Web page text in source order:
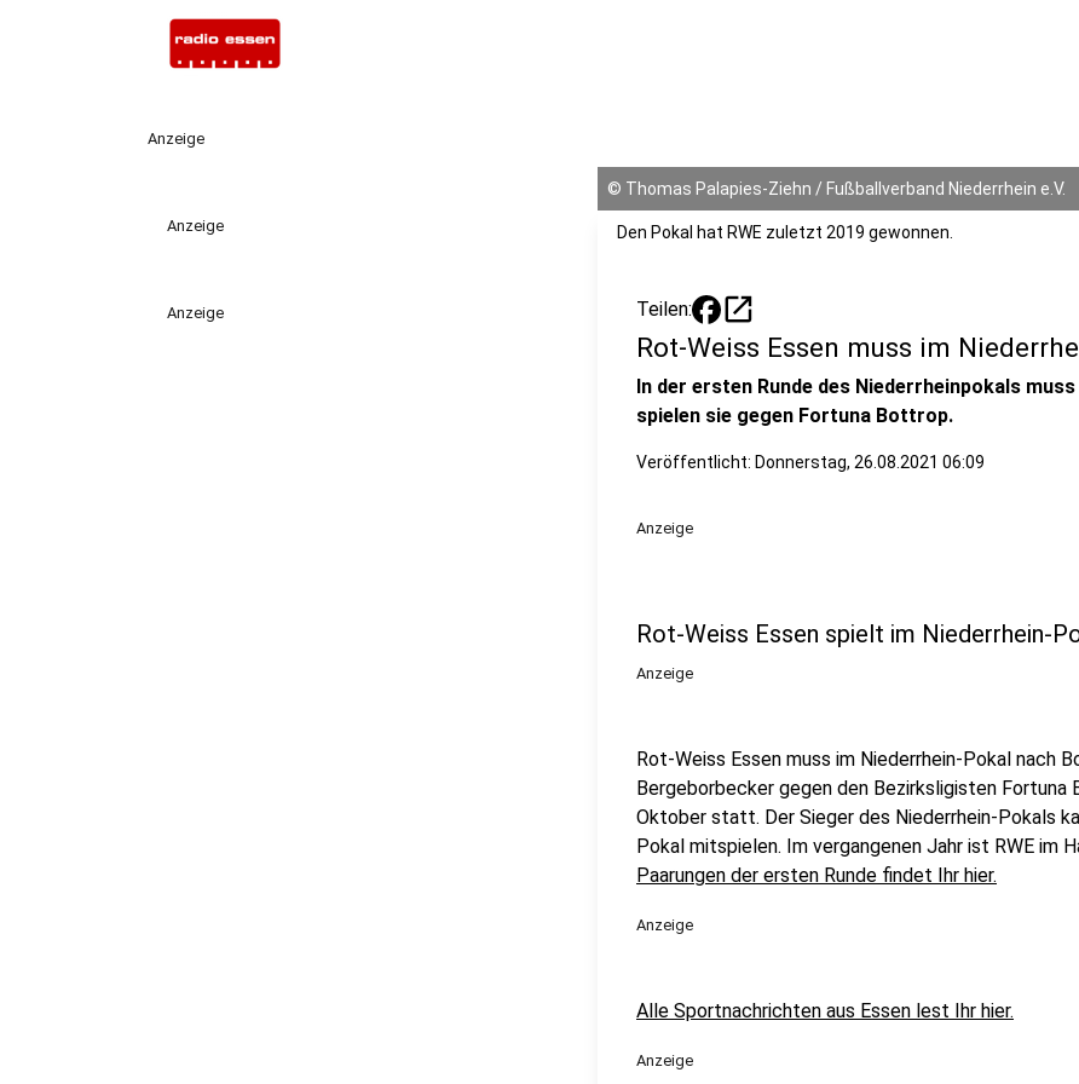
Anzeige
Anzeige
Anzeige
© Thomas Palapies-Ziehn / Fußballverband Niederrhein e.V.
Den Pokal hat RWE zuletzt 2019 gewonnen.
Teilen: open_in_new
Rot-Weiss Essen muss im
In der ersten Runde des Niederrheinpokals
spielen sie gegen Fortuna Bottrop.
Veröffentlicht: Donnerstag, 26.08.2021 06:09
Anzeige
Rot-Weiss Essen spielt im Niederrhein-
Anzeige
Rot-Weiss Essen muss im Niederrhein-Pokal nach
Bergeborbecker gegen den Bezirksligisten Fortuna
Oktober statt. Der Sieger des Niederrhein-Pokals
Pokal mitspielen. Im vergangenen Jahr ist RWE im
Paarungen der ersten Runde findet Ihr hier.
Anzeige
Alle Sportnachrichten aus Essen lest Ihr hier.
Anzeige